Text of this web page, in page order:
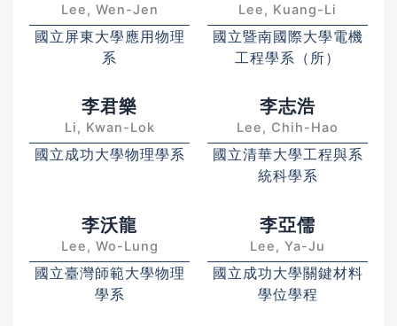
Lee, Wen-Jen
國立屏東大學應用物理
系
Lee, Kuang-Li
國立暨南國際大學電機
工程學系（所）
李君樂
Li, Kwan-Lok
國立成功大學物理學系
李志浩
Lee, Chih-Hao
國立清華大學工程與系
統科學系
李沃龍
Lee, Wo-Lung
國立臺灣師範大學物理
學系
李亞儒
Lee, Ya-Ju
國立成功大學關鍵材料
學位學程